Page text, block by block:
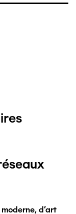
d'art